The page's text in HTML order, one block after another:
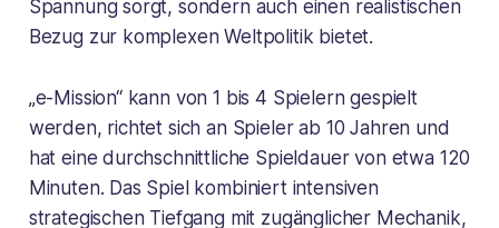
Spannung sorgt, sondern auch einen realistischen
Bezug zur komplexen Weltpolitik bietet.
„e-Mission“ kann von 1 bis 4 Spielern gespielt
werden, richtet sich an Spieler ab 10 Jahren und
hat eine durchschnittliche Spieldauer von etwa 120
Minuten. Das Spiel kombiniert intensiven
strategischen Tiefgang mit zugänglicher Mechanik,